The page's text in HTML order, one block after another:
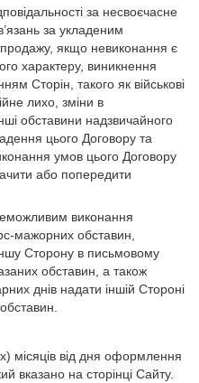
за несвоєчасне
за укладеним
якщо невиконання є
характеру, виникнення
Сторін, такого як військові
лихо, зміни в
обставини надзвичайного
цього Договору та
умов цього Договору
або попередити
виконання
мажорних обставин,
Сторону в письмовому
обставин, а також
днів надати іншій Стороні
місяців від дня оформлення
вказано на сторінці Сайту.